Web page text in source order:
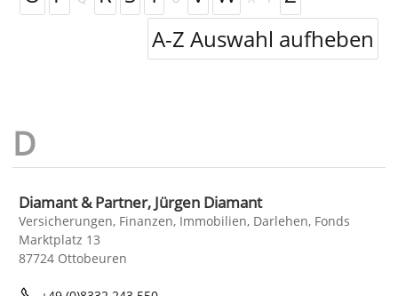
A-Z Auswahl aufheben
Diamant & Partner, Jürgen Diamant
Versicherungen, Finanzen, Immobilien, Darlehen, Fonds
Marktplatz 13
87724 Ottobeuren